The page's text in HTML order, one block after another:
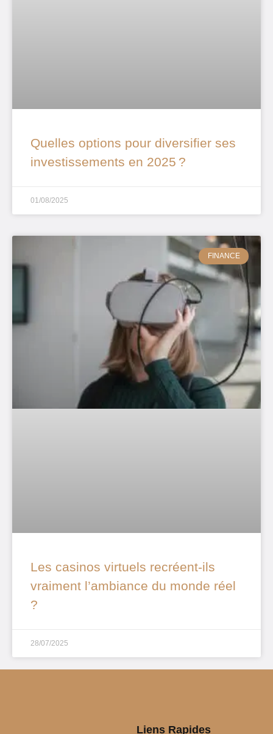
Quelles options pour diversifier ses
investissements en 2025 ?
01/08/2025
FINANCE
Les casinos virtuels recréent-ils
vraiment l’ambiance du monde réel
?
28/07/2025
Liens Rapides